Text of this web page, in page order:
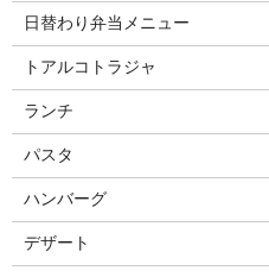
日替わり弁当メニュー
トアルコトラジャ
ランチ
パスタ
ハンバーグ
デザート